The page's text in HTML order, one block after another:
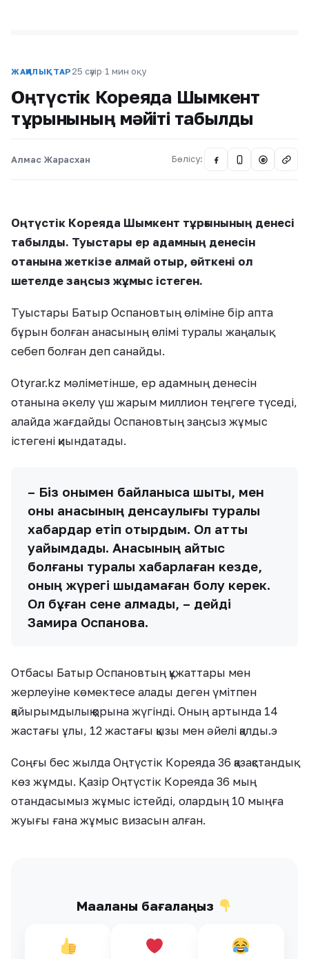
ЖАҢАЛЫҚТАР 25 сәуір·1 мин оқу
Оңтүстік Кореяда Шымкент
тұрғынының мәйіті табылды
Алмас Жарасхан Бөлісу: @
Оңтүстік Кореяда Шымкент тұрғынының денесі
табылды. Туыстары ер адамның денесін
отанына жеткізе алмай отыр, өйткені ол
шетелде заңсыз жұмыс істеген.
Туыстары Батыр Оспановтың өліміне бір апта
бұрын болған анасының өлімі туралы жаңалық
себеп болған деп санайды.
Otyrar.kz мәліметінше, ер адамның денесін
отанына әкелу үш жарым миллион теңгеге түседі,
алайда жағдайды Оспановтың заңсыз жұмыс
істегені қиындатады.
– Біз онымен байланысқа шықтық, мен
оны анасының денсаулығы туралы
хабардар етіп отырдым. Ол қатты
уайымдады. Анасының қайтыс
болғаны туралы хабарлаған кезде,
оның жүрегі шыдамаған болу керек.
Ол бұған сене алмады, – дейді
Замира Оспанова.
Отбасы Батыр Оспановтың құжаттары мен
жерлеуіне көмектесе алады деген үмітпен
қайырымдылық қорына жүгінді. Оның артында 14
жастағы ұлы, 12 жастағы қызы мен әйелі қалды.э
Соңғы бес жылда Оңтүстік Кореяда 36 қазақстандық
көз жұмды. Қазір Оңтүстік Кореяда 36 мың
отандасымыз жұмыс істейді, олардың 10 мыңға
жуығы ғана жұмыс визасын алған.
Мақаланы бағалаңыз